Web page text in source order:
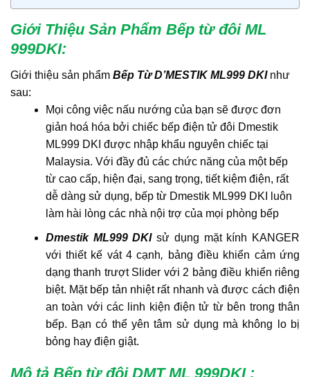
Giới Thiệu Sản Phẩm Bếp từ đôi ML
999DKI:
Giới thiệu sản phẩm Bếp Từ D’MESTIK ML999 DKInhư
sau:
Mọi công việc nấu nướng của bạn sẽ được đơn
giản hoá hóa bởi chiếc bếp điện tử đôi Dmestik
ML999 DKI được nhập khẩu nguyên chiếc tại
Malaysia. Với đầy đủ các chức năng của một bếp
từ cao cấp, hiện đại, sang trọng, tiết kiệm điện, rất
dễ dàng sử dụng, bếp từ Dmestik ML999 DKI luôn
làm hài lòng các nhà nội trợ của mọi phòng bếp
Dmestik ML999 DKIsử dụng mặt kính KANGER
với thiết kế vát 4 cạnh, bảng điều khiển cảm ứng
dạng thanh trượt Slider với 2 bảng điều khiển riêng
biệt. Mặt bếp tản nhiệt rất nhanh và được cách điện
an toàn với các linh kiện điện tử từ bên trong thân
bếp. Bạn có thể yên tâm sử dụng mà không lo bị
bỏng hay điện giật.
Mô tả Bếp từ đôi DMT ML 999DKI :